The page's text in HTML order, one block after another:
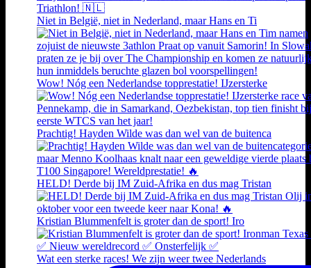
Niet in België, niet in Nederland, maar Hans en Ti
Wow! Nóg een Nederlandse topprestatie! IJzersterke
Prachtig! Hayden Wilde was dan wel van de buitenca
HELD! Derde bij IM Zuid-Afrika en dus mag Tristan
Kristian Blummenfelt is groter dan de sport! Iro
Wat een sterke races! We zijn weer twee Nederlands